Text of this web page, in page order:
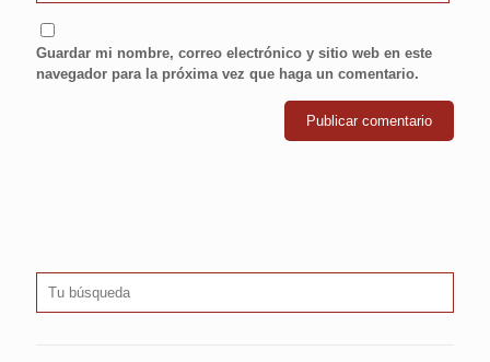
Guardar mi nombre, correo electrónico y sitio web en este
navegador para la próxima vez que haga un comentario.